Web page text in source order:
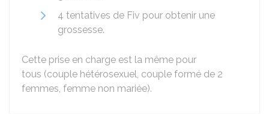
4 tentatives de Fiv pour obtenir une
grossesse.
Cette prise en charge est la même pour
tous (couple hétérosexuel, couple formé de 2
femmes, femme non mariée).